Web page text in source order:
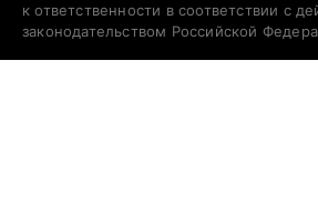
к ответственности в соответствии с
законодательством Российской